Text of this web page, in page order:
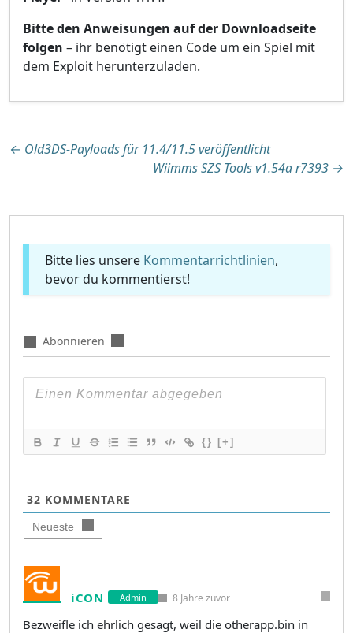
Bitte den Anweisungen auf der Downloadseite
folgen – ihr benötigt einen Code um ein Spiel mit
dem Exploit herunterzuladen.
Beitragsnavigation
← Old3DS-Payloads für 11.4/11.5 veröffentlicht
Wiimms SZS Tools v1.54a r7393 →
Bitte lies unsere Kommentarrichtlinien,
bevor du kommentierst!
Abonnieren
{} [+]
32 KOMMENTARE
Neueste
iCON Admin 8 Jahre zuvor
Bezweifle ich ehrlich gesagt, weil die otherapp.bin in